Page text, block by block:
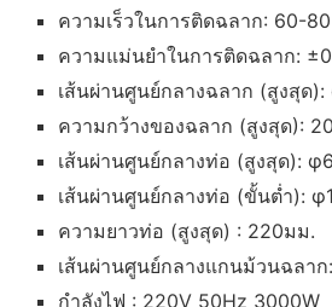
ความเร็วในการติดฉลาก: 60-
ความแม่นยำในการติดฉลาก:
เส้นผ่านศูนย์กลางฉลาก (สูงสุด
ความกว้างของฉลาก (สูงสุด):
เส้นผ่านศูนย์กลางท่อ (สูงสุด):
เส้นผ่านศูนย์กลางท่อ (ขั้นต่ำ):
ความยาวท่อ (สูงสุด) : 220มม.
เส้นผ่านศูนย์กลางแกนม้วนฉลา
กำลังไฟ : 220V 50Hz 3000W